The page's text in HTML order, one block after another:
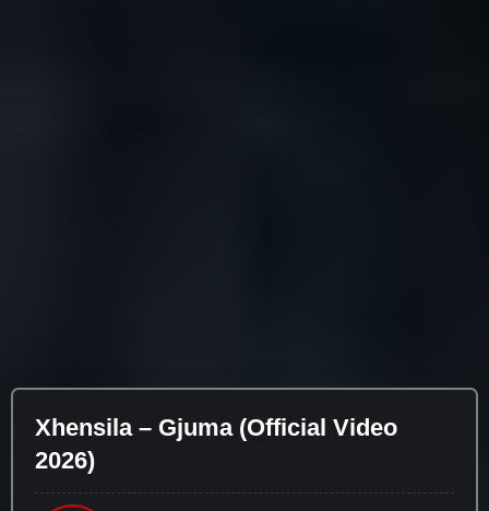
Xhensila – Gjuma (Official Video
2026)